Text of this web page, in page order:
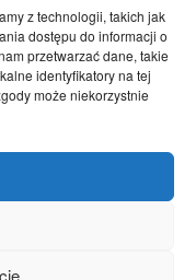
z technologii, takich jak
dostępu do informacji o
przetwarzać dane, takie
identyfikatory na tej
może niekorzystnie
4601
4363
3639
2823